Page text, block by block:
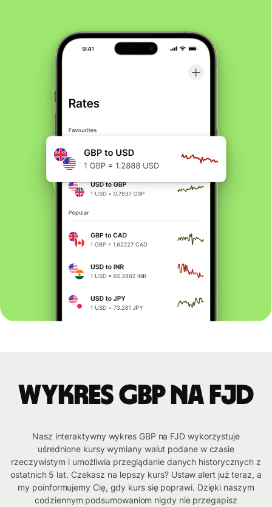
Wykres GBP na FJD
Nasz interaktywny wykres GBP na FJD wykorzystuje
uśrednione kursy wymiany walut podane w czasie
rzeczywistym i umożliwia przeglądanie danych historycznych z
ostatnich 5 lat. Czekasz na lepszy kurs? Ustaw alert już teraz, a
my poinformujemy Cię, gdy kurs się poprawi. Dzięki naszym
codziennym podsumowaniom nigdy nie przegapisz